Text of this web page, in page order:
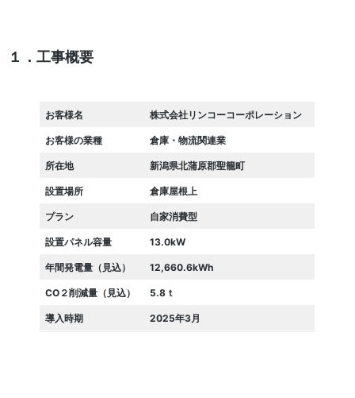
１．工事概要
お客様名 株式会社リンコーコーポレーション
お客様の業種 倉庫・物流関連業
所在地 新潟県北蒲原郡聖籠町
設置場所 倉庫屋根上
プラン 自家消費型
設置パネル容量 13.0kW
年間発電量（見込） 12,660.6kWh
CO２削減量（見込） 5.8ｔ
導入時期 2025年3月